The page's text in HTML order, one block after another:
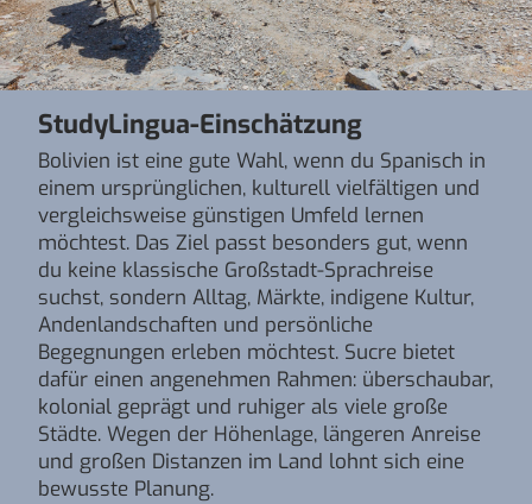
StudyLingua-Einschätzung
Bolivien ist eine gute Wahl, wenn du Spanisch in
einem ursprünglichen, kulturell vielfältigen und
vergleichsweise günstigen Umfeld lernen
möchtest. Das Ziel passt besonders gut, wenn
du keine klassische Großstadt-Sprachreise
suchst, sondern Alltag, Märkte, indigene Kultur,
Andenlandschaften und persönliche
Begegnungen erleben möchtest. Sucre bietet
dafür einen angenehmen Rahmen: überschaubar,
kolonial geprägt und ruhiger als viele große
Städte. Wegen der Höhenlage, längeren Anreise
und großen Distanzen im Land lohnt sich eine
bewusste Planung.